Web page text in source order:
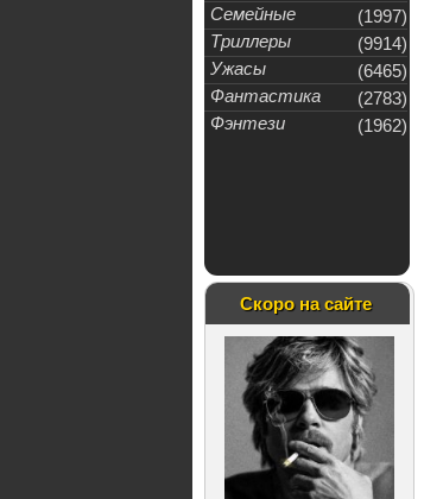
Семейные
(1997)
Триллеры
(9914)
Ужасы
(6465)
Фантастика
(2783)
Фэнтези
(1962)
Скоро на сайте